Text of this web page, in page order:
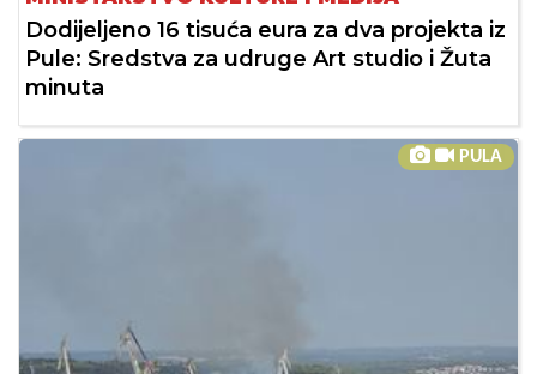
Dodijeljeno 16 tisuća eura za dva projekta iz
Pule: Sredstva za udruge Art studio i Žuta
minuta
PULA